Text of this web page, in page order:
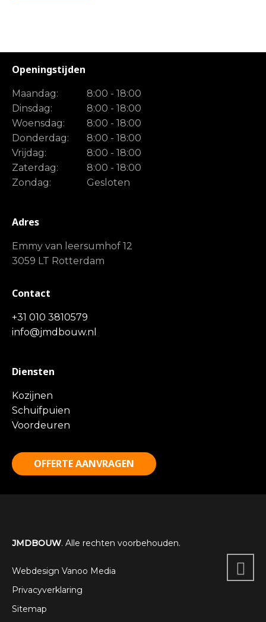
Openingstijden
Maandag:
8:00 - 18:00
Dinsdag:
8:00 - 18:00
Woensdag:
8:00 - 18:00
Donderdag:
8:00 - 18:00
Vrijdag:
8:00 - 18:00
Zaterdag:
8:00 - 18:00
Zondag:
Gesloten
Adres
Emmy van leersumhof 12
3059 LT Rotterdam
Contact
+31 010 3810579
info@jmdbouw.nl
Diensten
Kozijnen
Schuifpuien
Voordeuren
OFFERTE AANVRAGEN
JMDBOUW. Alle rechten voorbehouden.
Webdesign Vanoo Media
Privacyverklaring
Sitemap